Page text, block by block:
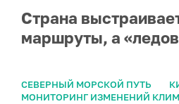
Страна
маршруты, а
СЕВЕРНЫЙ МОРСКОЙ ПУТЬ
МОНИТОРИНГ ИЗМЕНЕНИЙ